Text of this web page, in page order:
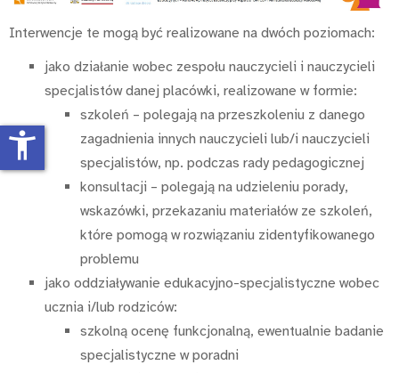
Interwencje te mogą być realizowane na dwóch poziomach:
jako działanie wobec zespołu nauczycieli i nauczycieli
specjalistów danej placówki, realizowane w formie:
szkoleń – polegają na przeszkoleniu z danego
zagadnienia innych nauczycieli lub/i nauczycieli
specjalistów, np. podczas rady pedagogicznej
konsultacji – polegają na udzieleniu porady,
wskazówki, przekazaniu materiałów ze szkoleń,
które pomogą w rozwiązaniu zidentyfikowanego
problemu
jako oddziaływanie edukacyjno-specjalistyczne wobec
ucznia i/lub rodziców:
szkolną ocenę funkcjonalną, ewentualnie badanie
specjalistyczne w poradni
accessibility_new